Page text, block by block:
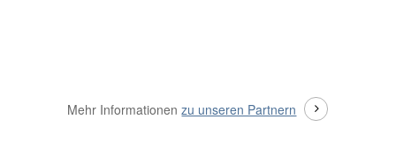
Mehr Informationenzu unseren Partnern